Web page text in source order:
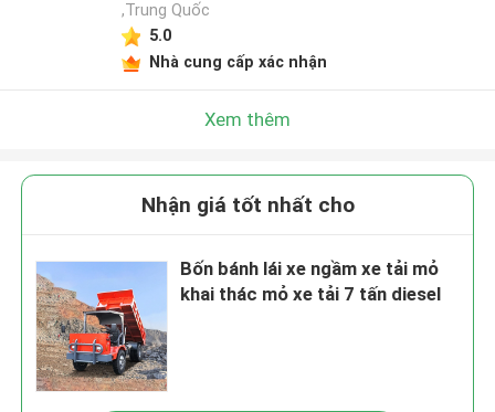
,Trung Quốc
5.0
Nhà cung cấp xác nhận
Xem thêm
Nhận giá tốt nhất cho
Bốn bánh lái xe ngầm xe tải mỏ
khai thác mỏ xe tải 7 tấn diesel